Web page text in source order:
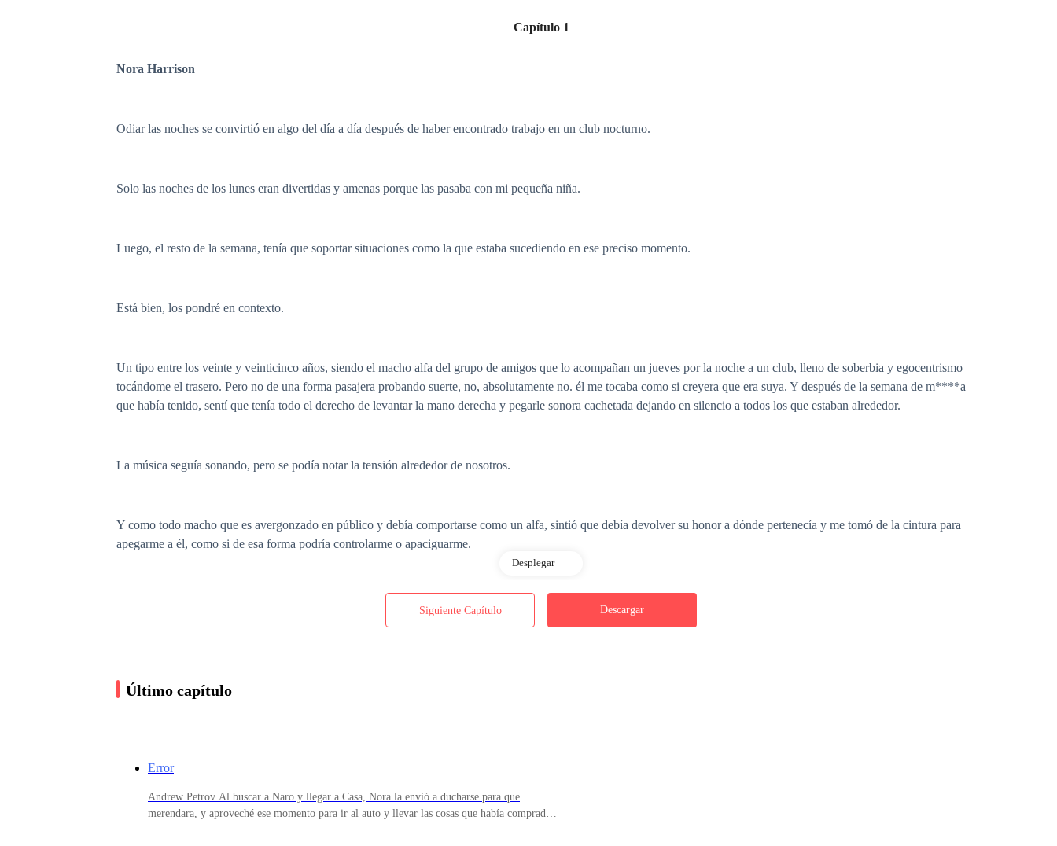
Capítulo 1
Nora Harrison
Odiar las noches se convirtió en algo del día a día después de haber encontrado trabajo en un club nocturno.
Solo las noches de los lunes eran divertidas y amenas porque las pasaba con mi pequeña niña.
Luego, el resto de la semana, tenía que soportar situaciones como la que estaba sucediendo en ese preciso momento.
Está bien, los pondré en contexto.
Un tipo entre los veinte y veinticinco años, siendo el macho alfa del grupo de amigos que lo acompañan un jueves por la noche a un club, lleno de soberbia y egocentrismo
tocándome el trasero. Pero no de una forma pasajera probando suerte, no, absolutamente no. él me tocaba como si creyera que era suya. Y después de la semana de m****a
que había tenido, sentí que tenía todo el derecho de levantar la mano derecha y pegarle sonora cachetada dejando en silencio a todos los que estaban alrededor.
La música seguía sonando, pero se podía notar la tensión alrededor de nosotros.
Y como todo macho que es avergonzado en público y debía comportarse como un alfa, sintió que debía devolver su honor a dónde pertenecía y me tomó de la cintura para
apegarme a él, como si de esa forma podría controlarme o apaciguarme.
Levantando mi pierna derecha con fuerza, me deshice de él golpeándole las pelotas con un movimiento rápido y lo vi doblarse en su lugar mientras sus amigos se burlaban
No pasó desapercibida para mí la forma en la que me miró dejándome saber que buscaría represalias de alguna forma y sabía lo que se venía, una queja con el gerente.
—Tendrás una llamada a la ofician de Larry antes de que se acabe la noche.
Desplegar
Siguiente Capítulo Descargar
Último capítulo
Error
Andrew Petrov Al buscar a Naro y llegar a Casa, Nora la envió a ducharse para que
merendara, y aproveché ese momento para ir al auto y llevar las cosas que había comprado